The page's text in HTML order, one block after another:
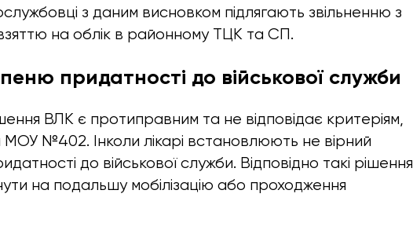
з даним висновком підлягають звільненню з
на облік в районному ТЦК та СП.
придатності до військової служби
ВЛК є протиправним та не відповідає критеріям,
МОУ №402. Інколи лікарі встановлюють не вірний
до військової служби. Відповідно такі рішення
на подальшу мобілізацію або проходження